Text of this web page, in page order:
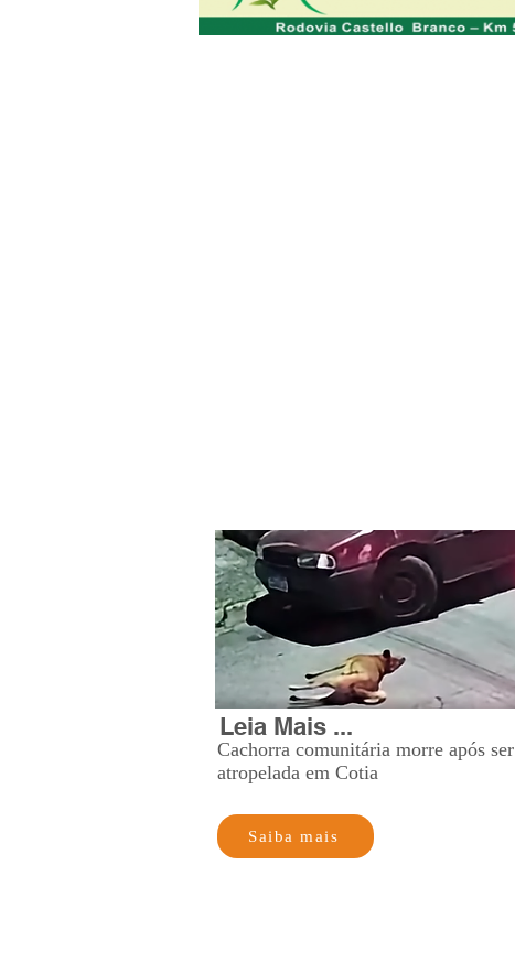
Leia Mais ...
Cachorra comunitária morre após ser
atropelada em Cotia
Saiba mais